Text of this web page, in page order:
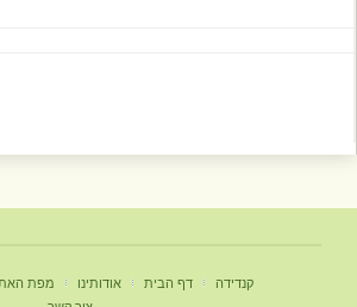
קנדידה דף הבית אודותינו מפת